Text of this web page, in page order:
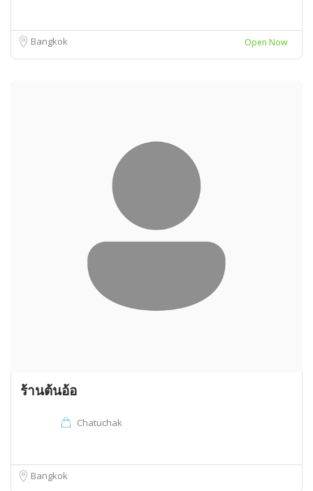
Bangkok Open Now
ร้านต้นอ้อ
Chatuchak
Bangkok